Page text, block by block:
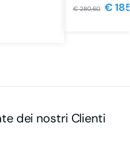
€280,60 €
dei nostri Clienti